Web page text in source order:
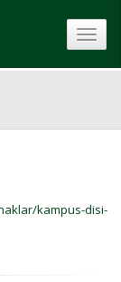
kampus-disi-